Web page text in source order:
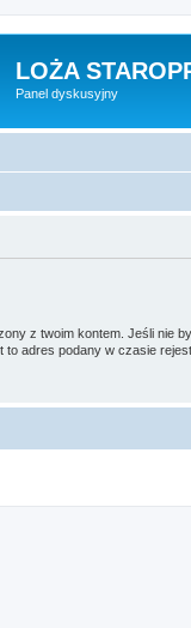
LOŻA
Panel dyskusyjny
z twoim kontem. Jeśli nie
adres podany w czasie